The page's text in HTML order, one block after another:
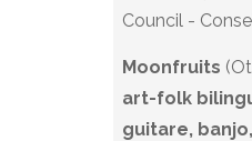
Council -
Moonfruits
art-folk
guitare,